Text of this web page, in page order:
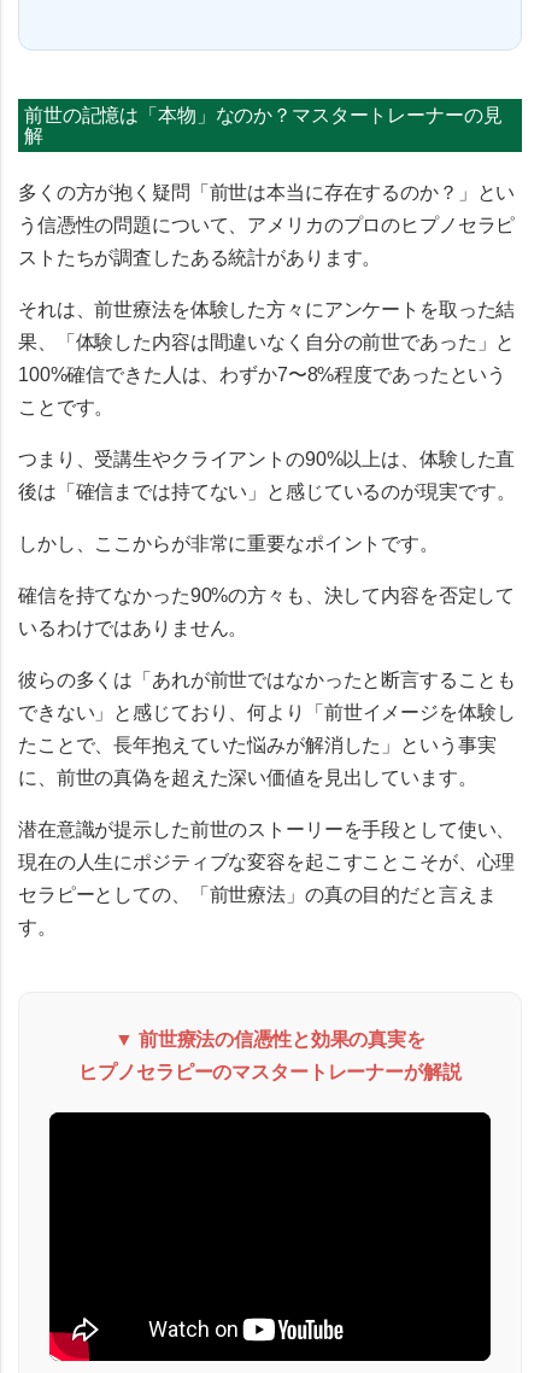
前世の記憶は「本物」なのか？マスタートレーナーの見
解
多くの方が抱く疑問「前世は本当に存在するのか？」とい
う信憑性の問題について、アメリカのプロのヒプノセラピ
ストたちが調査したある統計があります。
それは、前世療法を体験した方々にアンケートを取った結
果、「体験した内容は間違いなく自分の前世であった」と
100%確信できた人は、 わずか7〜8%程度であったという
ことです。
つまり、 受講生やクライアントの90%以上は、体験した直
後は「確信までは持てない」と感じているのが現実です。
しかし、ここからが非常に重要なポイントです。
確信を持てなかった90%の方々も、決して内容を否定して
いるわけではありません。
彼らの多くは 「あれが前世ではなかったと断言することも
できない」 と感じており、何より
「前世イメージを体験し
たことで、長年抱えていた悩みが解消した」
という事実
に、前世の真偽を超えた深い価値を見出しています。
潜在意識が提示した前世のストーリーを手段として使い、
現在の人生にポジティブな変容を起こすことこそが、心理
セラピーとしての、「前世療法」の真の目的だと言えま
す。
▼ 前世療法の信憑性と効果の真実を
ヒプノセラピーのマスタートレーナーが解説